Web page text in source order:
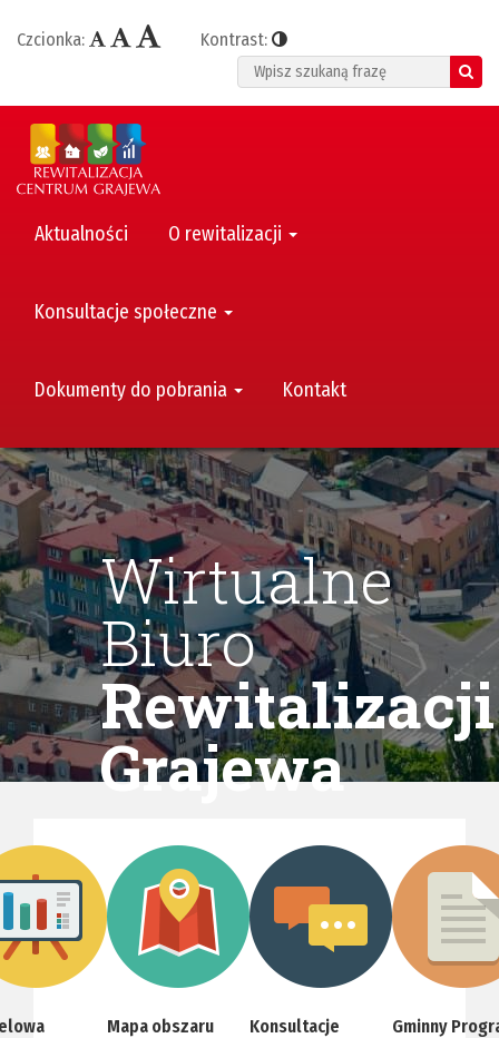
Czcionka:
Kontrast:
Search
Aktualności O rewitalizacji
Konsultacje społeczne
Dokumenty do pobrania Kontakt
Wirtualne
Biuro
Rewitalizacji
Grajewa
Mapa obszaru
Konsultacje
Gminny